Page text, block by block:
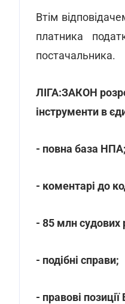
Втім
платника
постачальника.
ЛІГА:ЗАКОН
інструменти в
- повна база НПА;
- коментарі до
- 85 млн судових
- подібні справи;
- правові